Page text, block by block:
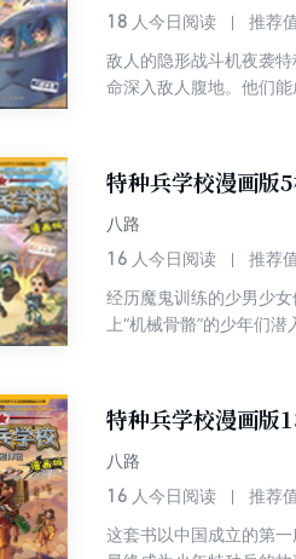
18 人今日阅读 推荐值
敌人的隐形战斗机夜袭
命深入敌人腹地。他们
特种兵学校漫画版
八路
16 人今日阅读 推荐值
经历魔鬼训练的少男少
上“机械骨骼”的少年们
特种兵学校漫画版
八路
16 人今日阅读 推荐值
这套书以中国成立的第